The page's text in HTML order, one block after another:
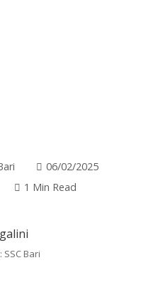
06/02/2025
1 Min Read
SSC Bari